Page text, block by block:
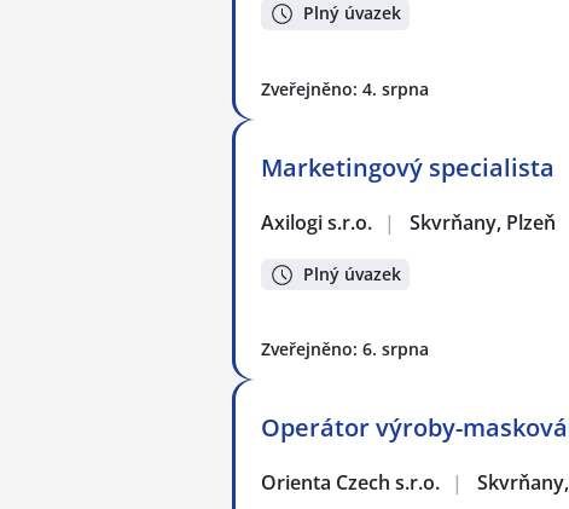
Plný úvazek
Zveřejněno: 4. srpna
Marketingový specialista
Axilogi s.r.o. | Skvrňany, Plzeň
Plný úvazek
Zveřejněno: 6. srpna
Operátor výroby-
Orienta Czech s.r.o. |